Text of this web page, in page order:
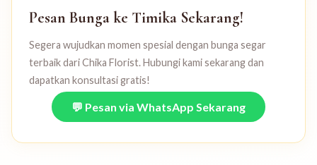
Pesan Bunga ke Timika Sekarang!
Segera wujudkan momen spesial dengan bunga segar
terbaik dari Chika Florist. Hubungi kami sekarang dan
dapatkan konsultasi gratis!
💬 Pesan via WhatsApp Sekarang